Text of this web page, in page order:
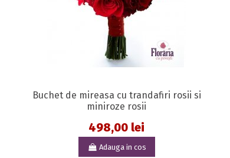
Buchet de mireasa cu trandafiri rosii si
miniroze rosii
498,00 lei
Adauga in cos